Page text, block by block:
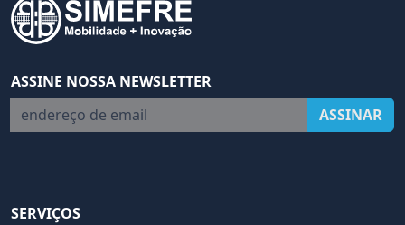
ASSINE NOSSA NEWSLETTER
endereço de email
ASSINAR
SERVIÇOS